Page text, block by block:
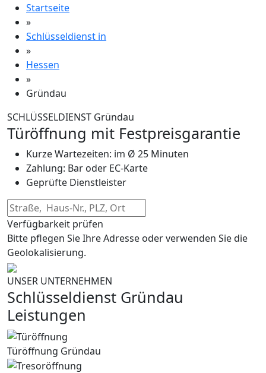
Startseite
»
Schlüsseldienst in
»
Hessen
»
Gründau
SCHLÜSSELDIENST Gründau
Türöffnung mit Festpreisgarantie
Kurze Wartezeiten: im Ø 25 Minuten
Zahlung: Bar oder EC-Karte
Geprüfte Dienstleister
Verfügbarkeit prüfen
Bitte pflegen Sie Ihre Adresse oder verwenden Sie die
Geolokalisierung.
UNSER UNTERNEHMEN
Schlüsseldienst Gründau
Leistungen
Türöffnung Gründau